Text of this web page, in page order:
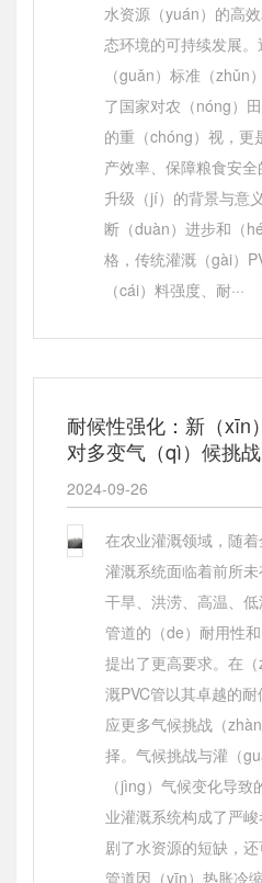
水资源（yuán）的高
态环境的可持续发展
（guǎn）标准（zhǔn
了国家对农（nóng）
的重（chóng）视，更
产效率、保障粮食安
升级（jí）的背景与意
断（duàn）进步和（
格，传统灌溉（gài）
（cái）料强度、耐···
耐候性强化：新（xīn
对多变气（qì）候挑战
2024-09-26
在农业灌溉领域，随
灌溉系统面临着前所
干旱、洪涝、高温、
管道的（de）耐用性
提出了更高要求。在
溉PVC管以其卓越的
应更多气候挑战（
择。气候挑战与灌（
（jìng）气候变化导
业灌溉系统构成了严
剧了水资源的短缺，
管道因（yīn）热胀冷